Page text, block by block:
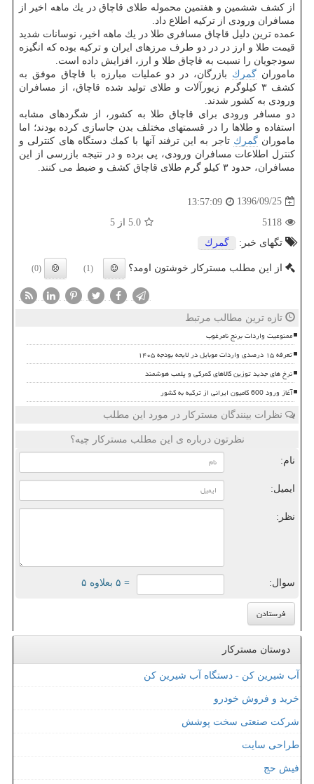
از كشف ششمین و هفتمین محموله طلای قاچاق در یك ماهه اخیر از
مسافران ورودی از تركیه اطلاع داد.
عمده ترین دلیل قاچاق مسافری طلا در یك ماهه اخیر، نوسانات شدید
قیمت طلا و ارز در در دو طرف مرزهای ایران و تركیه بوده كه انگیزه
سودجویان را نسبت به قاچاق طلا و ارز، افزایش داده است.
ماموران گمرك بازرگان، در دو عملیات مبارزه با قاچاق موفق به
كشف ۳ كیلوگرم زیورآلات و طلای تولید شده قاچاق، از مسافران
ورودی به كشور شدند.
دو مسافر ورودی برای قاچاق طلا به كشور، از شگردهای مشابه
استفاده و طلاها را در قسمتهای مختلف بدن جاسازی كرده بودند؛ اما
مامورانگمرك تاجر به این ترفند آنها با كمك دستگاه های كنترلی و
كنترل اطلاعات مسافران ورودی، پی برده و در نتیجه بازرسی از این
مسافران، حدود ۳ كیلو گرم طلای قاچاق كشف و ضبط می كنند.
1396/09/25
13:57:09
5118
5.0 از 5
تگهای خبر:
گمرك
از این مطلب مسترکار خوشتون اومد؟ (1)
(0)
تازه ترین مطالب مرتبط
ممنوعیت واردات برنج نامرغوب
تعرفه ۱۵ درصدی واردات موبایل در لایحه بودجه ۱۴۰۵
نرخ های جدید توزین کالاهای گمرکی و پلمب هوشمند
آغاز ورود 600 کامیون ایرانی از ترکیه به کشور
نظرات بینندگان مسترکار در مورد این مطلب
نظرتون درباره ی این مطلب مسترکار چیه؟
نام:
ایمیل:
نظر:
سوال: = ۵ بعلاوه ۵
دوستان مسترکار
آب شیرین کن - دستگاه آب شیرین کن
خرید و فروش خودرو
شرکت صنعتی سخت پوشش
طراحی سایت
فیش حج